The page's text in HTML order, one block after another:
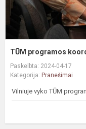
TŪM programos
Paskelbta: 2024-04-17
Kategorija: Pranešimai
Vilniuje vyko TŪM